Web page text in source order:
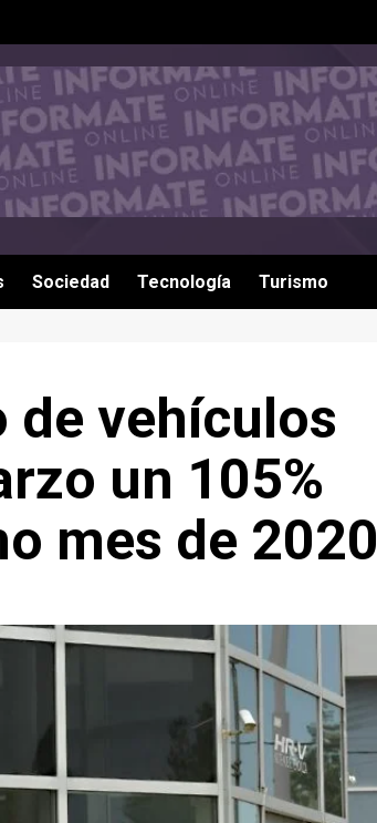
Sociedad Tecnología Turismo
de vehículos
un 105%
mes de 2020